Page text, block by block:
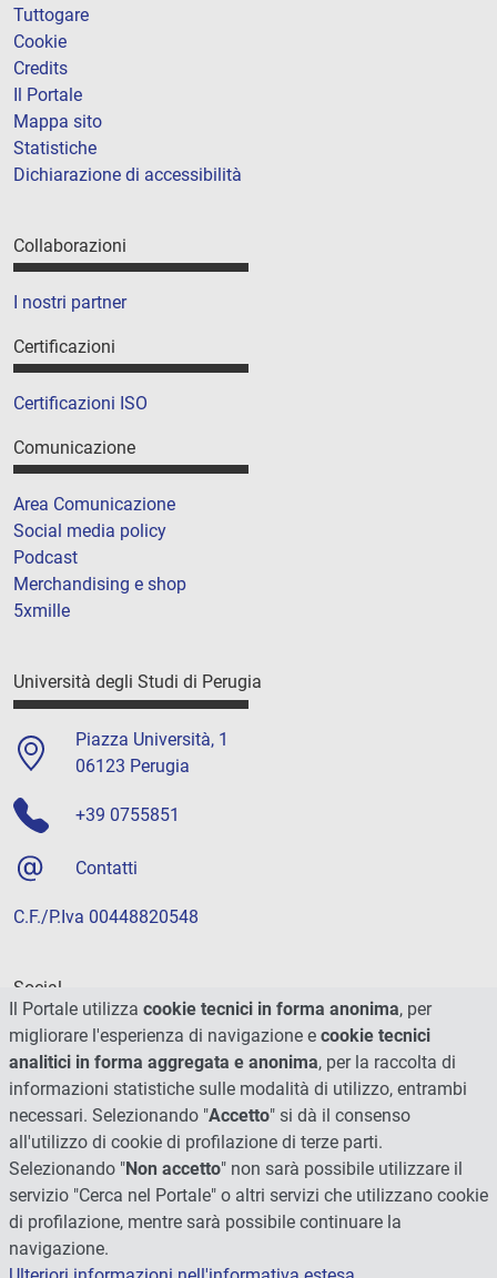
Tuttogare
Cookie
Credits
Il Portale
Mappa sito
Statistiche
Dichiarazione di accessibilità
Collaborazioni
I nostri partner
Certificazioni
Certificazioni ISO
Comunicazione
Area Comunicazione
Social media policy
Podcast
Merchandising e shop
5xmille
Università degli Studi di Perugia
Piazza Università, 1
06123 Perugia
+39 0755851
Contatti
C.F./P.Iva 00448820548
Social
Il Portale utilizza cookie tecnici in forma anonima, per
migliorare l'esperienza di navigazione e cookie tecnici
analitici in forma aggregata e anonima, per la raccolta di
informazioni statistiche sulle modalità di utilizzo, entrambi
necessari. Selezionando "Accetto" si dà il consenso
all'utilizzo di cookie di profilazione di terze parti.
Selezionando "Non accetto" non sarà possibile utilizzare il
servizio "Cerca nel Portale" o altri servizi che utilizzano cookie
di profilazione, mentre sarà possibile continuare la
navigazione.